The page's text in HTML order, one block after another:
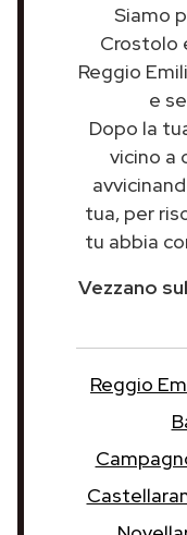
Siamo
Crostolo
Reggio
e
Dopo la
vicino a
tua, per
tu abbia
Vezzano
Reggio